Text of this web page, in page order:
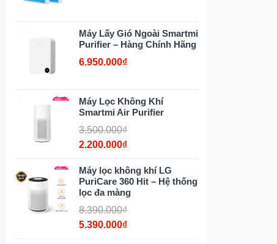
Máy Lấy Gió Ngoài Smartmi
Purifier – Hàng Chính Hãng
6.950.000₫
Máy Lọc Không Khí
Smartmi Air Purifier
3.500.000₫
2.200.000₫
Máy lọc không khí LG
PuriCare 360 Hit – Hệ thống
lọc đa màng
8.390.000₫
5.390.000₫